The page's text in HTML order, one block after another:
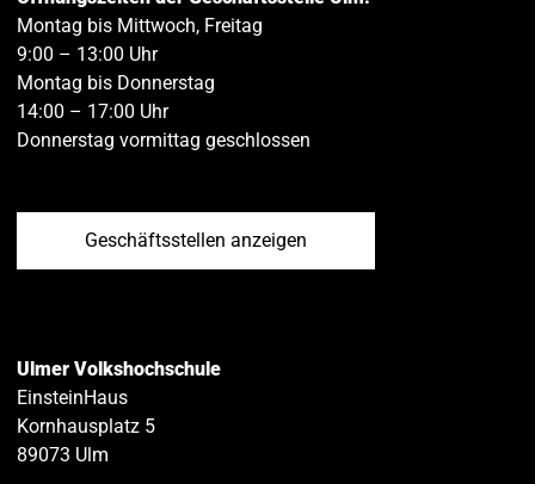
Montag bis Mittwoch, Freitag
9:00 – 13:00 Uhr
Montag bis Donnerstag
14:00 – 17:00 Uhr
Donnerstag vormittag geschlossen
Geschäftsstellen anzeigen
Ulmer Volkshochschule
EinsteinHaus
Kornhausplatz 5
89073 Ulm